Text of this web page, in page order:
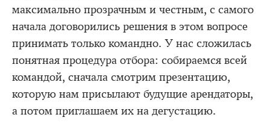
максимально прозрачным и честным, с самого
начала договорились решения в этом вопросе
принимать только командно. У нас сложилась
понятная процедура отбора: собираемся всей
командой, сначала смотрим презентацию,
которую нам присылают будущие арендаторы,
а потом приглашаем их на дегустацию.